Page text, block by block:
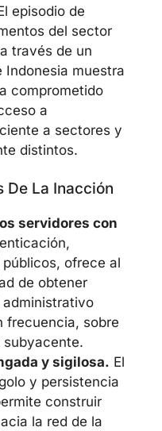
episodio de
del sector
través de un
Indonesia muestra
comprometido
a
a sectores y
distintos.
De La Inacción
servidores con
ofrece al
de obtener
frecuencia, sobre
y sigilosa. El
y persistencia
construir
la red de la